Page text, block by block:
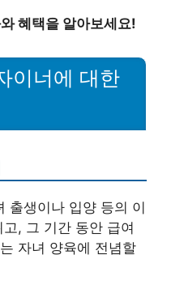
혜택을 알아보세요!
이너에 대한
출생이나 입양 등의 이
, 그 기간 동안 급여
자녀 양육에 전념할